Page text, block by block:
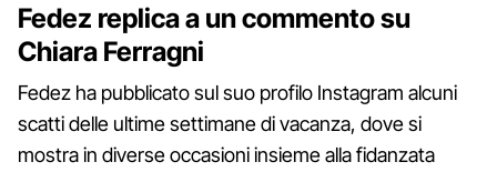
Fedez replica a un commento su
Chiara Ferragni
Fedez ha pubblicato sul suo profilo Instagram alcuni
scatti delle ultime settimane di vacanza, dove si
mostra in diverse occasioni insieme alla fidanzata